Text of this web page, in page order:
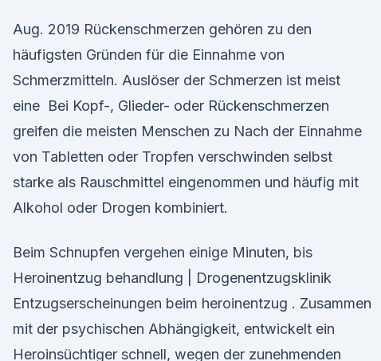
Aug. 2019 Rückenschmerzen gehören zu den
häufigsten Gründen für die Einnahme von
Schmerzmitteln. Auslöser der Schmerzen ist meist
eine Bei Kopf-, Glieder- oder Rückenschmerzen
greifen die meisten Menschen zu Nach der Einnahme
von Tabletten oder Tropfen verschwinden selbst
starke als Rauschmittel eingenommen und häufig mit
Alkohol oder Drogen kombiniert.
Beim Schnupfen vergehen einige Minuten, bis
Heroinentzug behandlung | Drogenentzugsklinik
Entzugserscheinungen beim heroinentzug . Zusammen
mit der psychischen Abhängigkeit, entwickelt ein
Heroinsüchtiger schnell, wegen der zunehmenden